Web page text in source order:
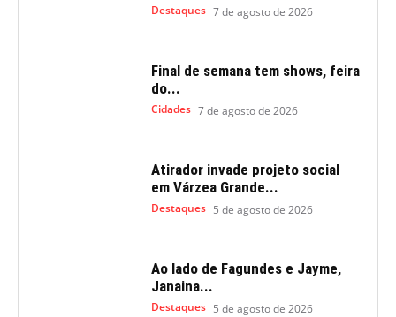
Destaques 7 de agosto de 2026
Final de semana tem shows, feira
do...
Cidades 7 de agosto de 2026
Atirador invade projeto social
em Várzea Grande...
Destaques 5 de agosto de 2026
Ao lado de Fagundes e Jayme,
Janaina...
Destaques 5 de agosto de 2026